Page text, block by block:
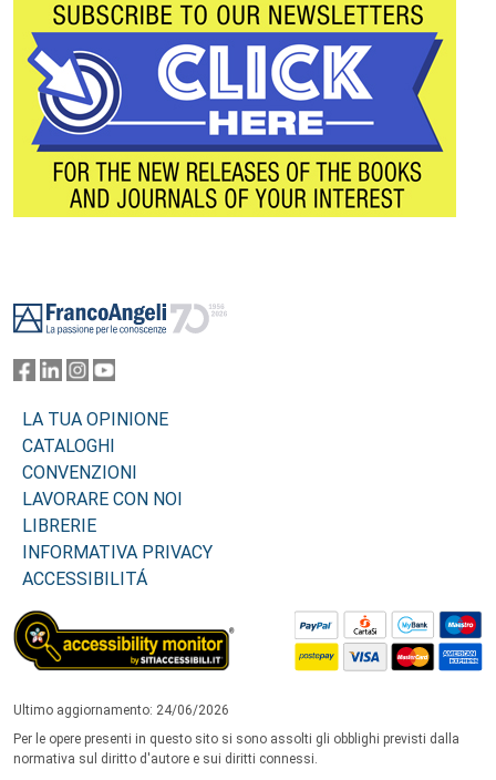
LA TUA OPINIONE
CATALOGHI
CONVENZIONI
LAVORARE CON NOI
LIBRERIE
INFORMATIVA PRIVACY
ACCESSIBILITÁ
Ultimo aggiornamento: 24/06/2026
Per le opere presenti in questo sito si sono assolti gli obblighi previsti dalla
normativa sul diritto d'autore e sui diritti connessi.